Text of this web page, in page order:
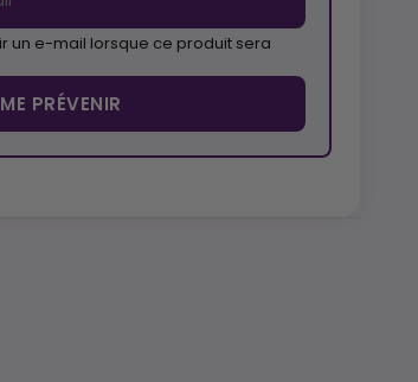
un e-mail lorsque ce produit sera
ME PRÉVENIR